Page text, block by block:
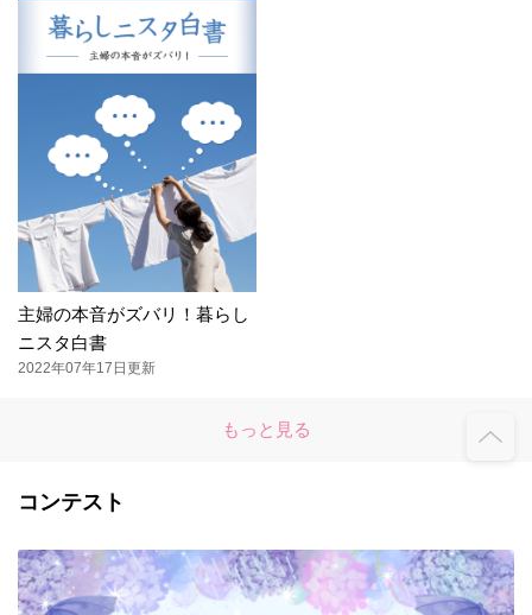
主婦の本音がズバリ！暮らし
ニスタ白書
2022年07年17日更新
もっと見る
コンテスト